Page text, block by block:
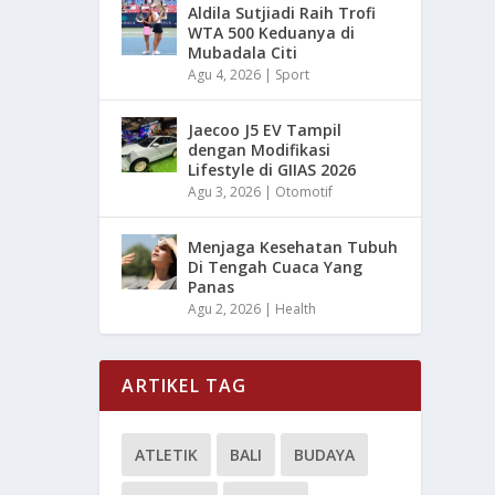
Aldila Sutjiadi Raih Trofi
WTA 500 Keduanya di
Mubadala Citi
Agu 4, 2026 | Sport
Jaecoo J5 EV Tampil
dengan Modifikasi
Lifestyle di GIIAS 2026
Agu 3, 2026 | Otomotif
Menjaga Kesehatan Tubuh
Di Tengah Cuaca Yang
Panas
Agu 2, 2026 | Health
ARTIKEL TAG
ATLETIK BALI BUDAYA